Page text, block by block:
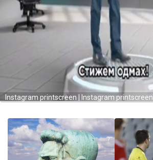
Instagram printscreen | Instagram printscreen